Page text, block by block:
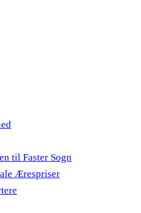
til Faster Sogn
Ærespriser